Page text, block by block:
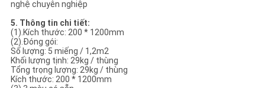
nghệ chuyên nghiệp
5. Thông tin chi tiết:
(1).Kích thước: 200 * 1200mm
(2).Đóng gói:
Số lượng: 5 miếng / 1,2m2
Khối lượng tịnh: 29kg / thùng
Tổng trọng lượng: 29kg / thùng
Kích thước: 200 * 1200mm